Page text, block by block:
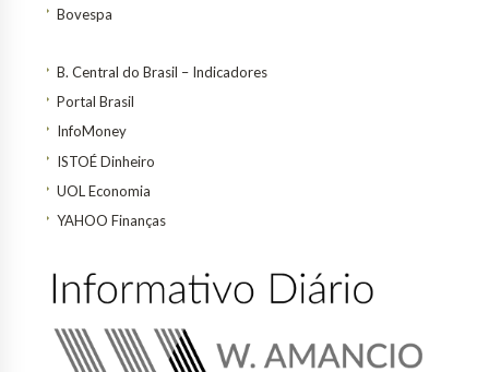
Bovespa
B. Central do Brasil – Indicadores
Portal Brasil
InfoMoney
ISTOÉ Dinheiro
UOL Economia
YAHOO Finanças